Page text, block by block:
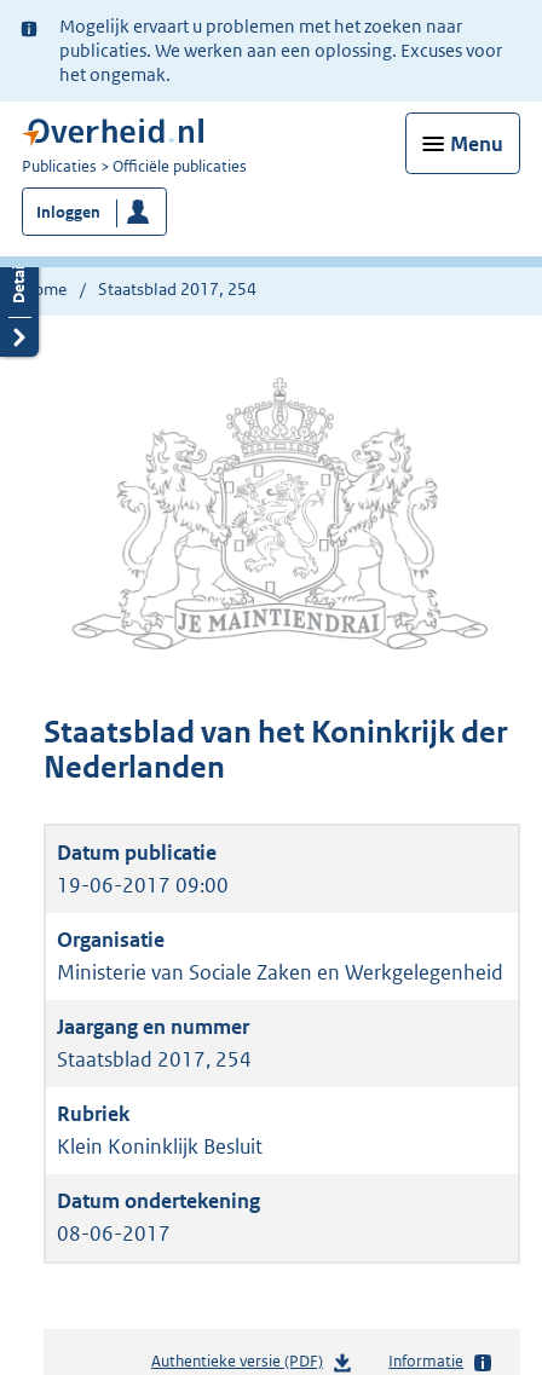
Ter
informatie:
Mogelijk ervaart u problemen met het zoeken naar
publicaties. We werken aan een oplossing. Excuses voor
het ongemak.
Menu
U
bent
nu
hier:
Publicaties Officiële publicaties
Inloggen
Home Staatsblad 2017, 254
Staatsblad van het Koninkrijk der
Nederlanden
19-06-2017 09:00
Ministerie van Sociale Zaken en Werkgelegenheid
Staatsblad 2017, 254
Klein Koninklijk Besluit
08-06-2017
Authentieke versie (PDF)b
Informatie